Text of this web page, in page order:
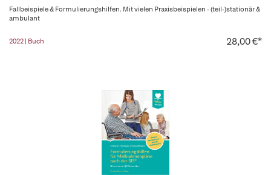
Fallbeispiele & Formulierungshilfen. Mit vielen Praxisbeispielen - (teil-)stationär &
ambulant
2022 | Buch 28,00 €*